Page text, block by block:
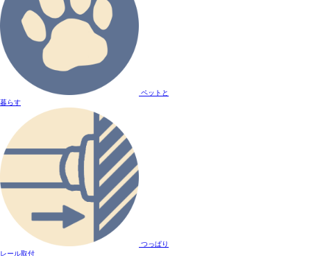
ペットと
暮らす
つっぱり
レール取付